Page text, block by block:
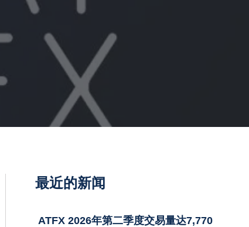
最近的新闻
ATFX 2026年第二季度交易量达7,770